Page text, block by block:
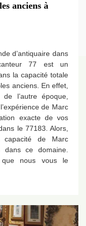
anciens à
d’antiquaire dans
77 est un
la capacité totale
anciens. En effet,
l’autre époque,
de Marc
exacte de vos
le 77183. Alors,
capacité de Marc
dans ce domaine.
que nous vous le